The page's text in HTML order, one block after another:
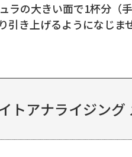
ラの大きい面で1杯分
引き上げるようになじま
トアナライジン